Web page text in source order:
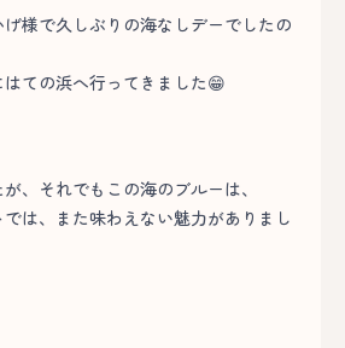
様で久しぶりの海なしデーでしたの
ての浜へ行ってきました😁
、それでもこの海のブルーは、
は、また味わえない魅力がありまし